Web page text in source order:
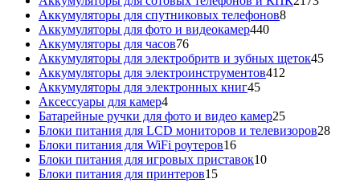
Аккумуляторы для спутниковых телефонов88
Аккумуляторы для фото и видеокамер440440
Аккумуляторы для часов7676
товаров
Аккумуляторы для электробритв и зубных щеток4545
Аккумуляторы для электроинструментов412
Аккумуляторы для электронных книг4545
Аксессуары для камер44
товара
Батарейные ручки для фото и видео камер2525
товаров
Блоки питания для LCD мониторов и телевизоров2828
Блоки питания для WiFi роутеров1616
товаров
Блоки питания для игровых приставок1010
Блоки питания для принтеров1515